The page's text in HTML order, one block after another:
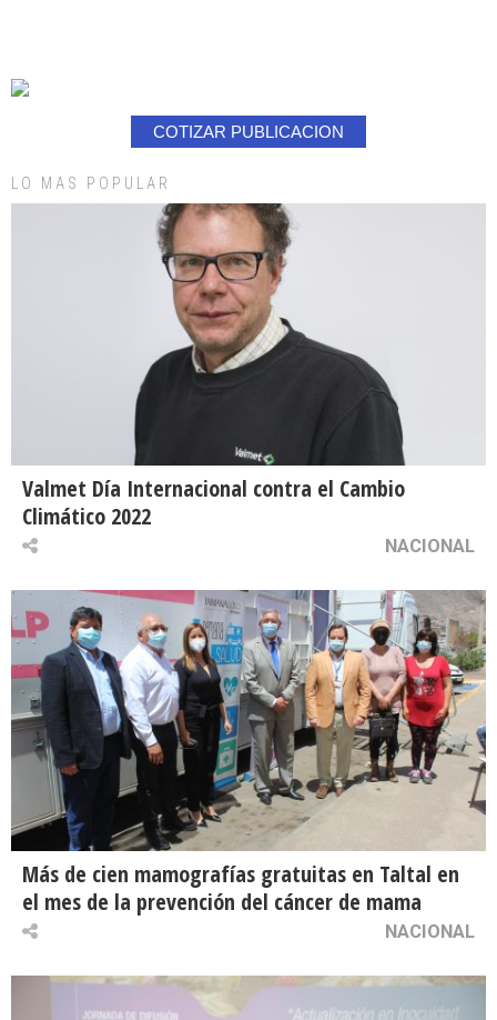
COTIZAR PUBLICACION
LO MAS POPULAR
Valmet Día Internacional contra el Cambio
Climático 2022
NACIONAL
Más de cien mamografías gratuitas en Taltal en
el mes de la prevención del cáncer de mama
NACIONAL